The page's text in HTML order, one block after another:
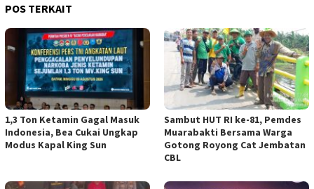
POS TERKAIT
1,3 Ton Ketamin Gagal Masuk
Indonesia, Bea Cukai Ungkap
Modus Kapal King Sun
Sambut HUT RI ke-81, Pemdes
Muarabakti Bersama Warga
Gotong Royong Cat Jembatan
CBL